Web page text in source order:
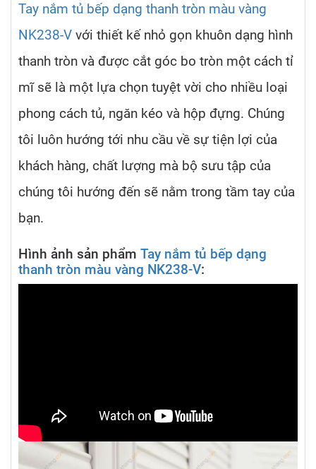
Tay nắm tủ bếp dạng thanh tròn màu vàng
NK238-V với thiết kế nhỏ gọn khuôn dạng hình
thanh tròn và được cắt góc bo tròn một cách tỉ
mĩ sẽ là một lựa chọn tuyệt vời cho nhiều loại
phong cách tủ, ngăn kéo và hộp đựng. Chúng
tôi luôn hướng tới nhu cầu về sự tiện lợi của
khách hàng, chất lượng mà bộ sưu tập của
chúng tôi hướng đến sẽ nằm trong tầm tay của
bạn.
Hình ảnh sản phẩm Tay nắm tủ bếp dạng
thanh tròn màu vàng NK238-V: